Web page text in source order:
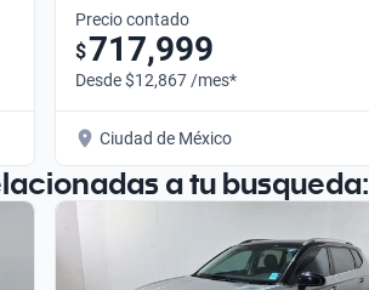
Precio contado
$717,999
Desde $12,867 /mes*
Ciudad de México
a tu busqueda: